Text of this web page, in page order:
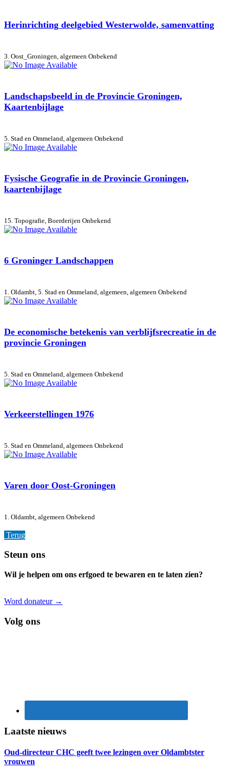
Herinrichting deelgebied Westerwolde, samenvatting
3. Oost_Groningen, algemeen Onbekend
Landschapsbeeld in de Provincie Groningen,
Kaartenbijlage
5. Stad en Ommeland, algemeen Onbekend
Fysische Geografie in de Provincie Groningen,
kaartenbijlage
15. Topografie, Boerderijen Onbekend
6 Groninger Landschappen
1. Oldambt, 5. Stad en Ommeland, algemeen, algemeen Onbekend
De economische betekenis van verblijfsrecreatie in de
provincie Groningen
5. Stad en Ommeland, algemeen Onbekend
Verkeerstellingen 1976
5. Stad en Ommeland, algemeen Onbekend
Varen door Oost-Groningen
1. Oldambt, algemeen Onbekend
Terug
Footer
Steun ons
Wil je helpen om ons erfgoed te bewaren en te laten zien?
Word donateur →
Volg ons
Laatste nieuws
Oud-directeur CHC geeft twee lezingen over Oldambtster
vrouwen